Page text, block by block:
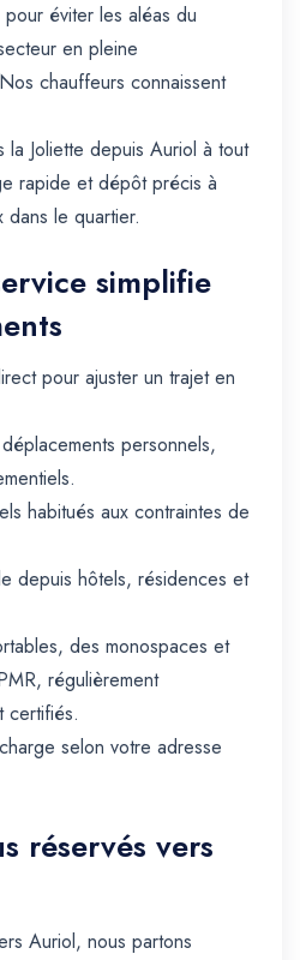
éviter les aléas du
en pleine
chauffeurs connaissent
la Joliette depuis Auriol à tout
rapide et dépôt précis à
le quartier.
simplifie
pour ajuster un trajet en
personnels,
habitués aux contraintes de
depuis hôtels, résidences et
des monospaces et
régulièrement
certifiés.
selon votre adresse
réservés vers
Auriol, nous partons